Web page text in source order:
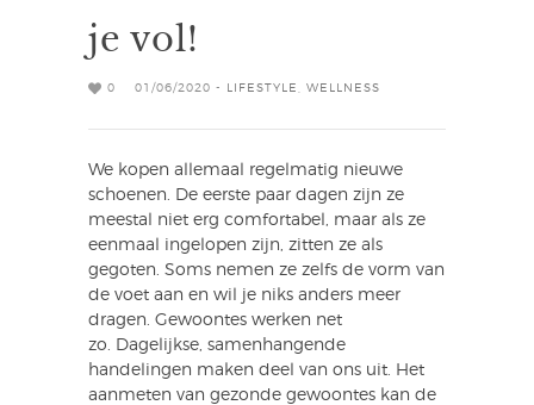
je vol!
0 01/06/2020 - LIFESTYLE WELLNESS
We kopen allemaal regelmatig nieuwe
schoenen. De eerste paar dagen zijn ze
meestal niet erg comfortabel, maar als ze
eenmaal ingelopen zijn, zitten ze als
gegoten. Soms nemen ze zelfs de vorm van
de voet aan en wil je niks anders meer
dragen. Gewoontes werken net
zo. Dagelijkse, samenhangende
handelingen maken deel van ons uit. Het
aanmeten van gezonde gewoontes kan de